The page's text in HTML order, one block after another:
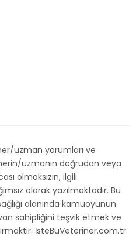
uzman yorumları ve
uzmanın doğrudan veya
olmaksızın, ilgili
olarak yazılmaktadır. Bu
alanında kamuoyunun
sahipliğini teşvik etmek ve
İsteBuVeteriner.com.tr